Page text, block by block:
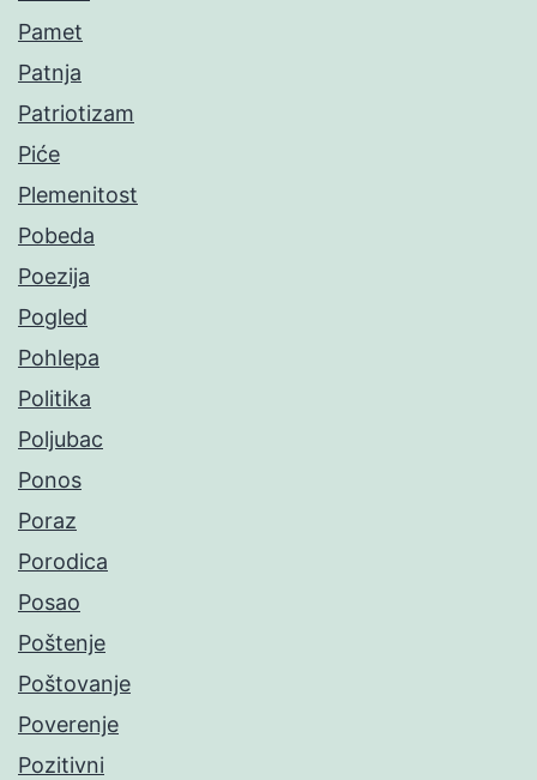
Pamet
Patnja
Patriotizam
Piće
Plemenitost
Pobeda
Poezija
Pogled
Pohlepa
Politika
Poljubac
Ponos
Poraz
Porodica
Posao
Poštenje
Poštovanje
Poverenje
Pozitivni